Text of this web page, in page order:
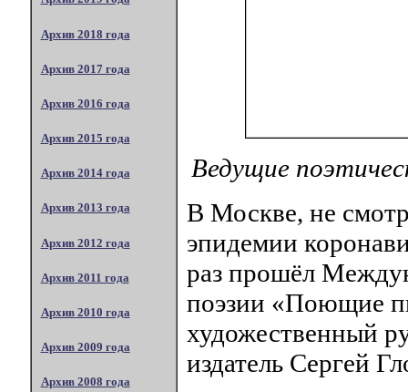
Архив 2018 года
Архив 2017 года
Архив 2016 года
Архив 2015 года
Архив 2014 года
Архив 2013 года
Архив 2012 года
Архив 2011 года
Архив 2010 года
Архив 2009 года
Архив 2008 года
Ведущие
В Москве, не
эпидемии
раз прошёл
поэзии «Поющие
художественный
издатель Сергей